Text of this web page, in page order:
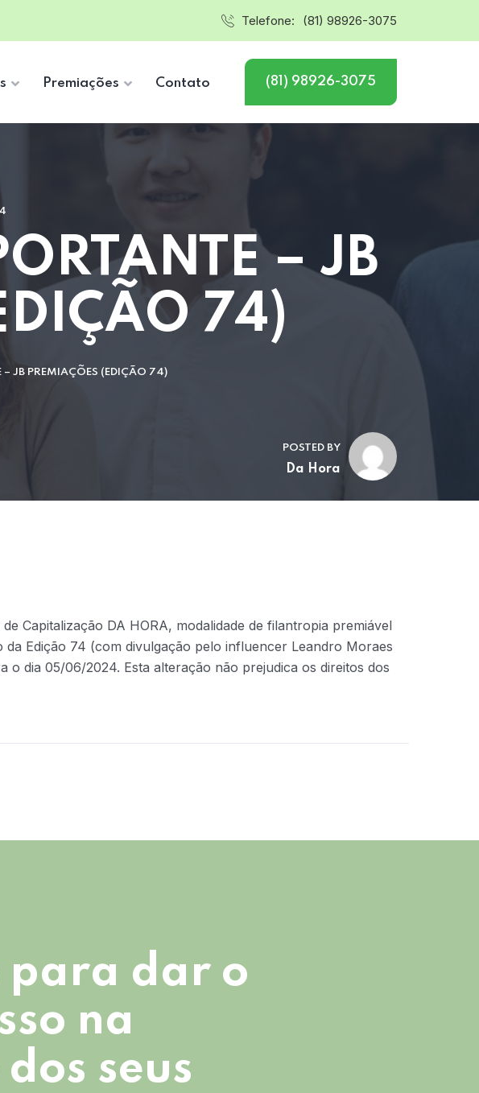
Telefone: (81) 98926-3075
Premiações Contato (81) 98926-3075
– JB
74)
JB PREMIAÇÕES (EDIÇÃO 74)
POSTED BY
Da Hora
Capitalização DA HORA, modalidade de filantropia premiável
Edição 74 (com divulgação pelo influencer Leandro Moraes
o dia 05/06/2024. Esta alteração não prejudica os direitos dos
para dar o
na
seus